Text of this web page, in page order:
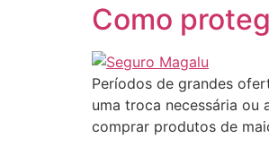
Como
Períodos de grandes
uma troca necessária ou
comprar produtos de